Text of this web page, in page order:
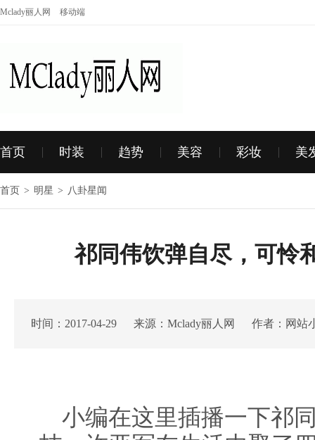
Mclady丽人网 移动端
首页 时装 趋势 美容 彩妆 美
首页 > 明星 > 八卦星闻
祁同伟饮弹自尽，可怜
时间：2017-04-29 来源：Mclady丽人网 作者：网站
小编在这里插播一下祁